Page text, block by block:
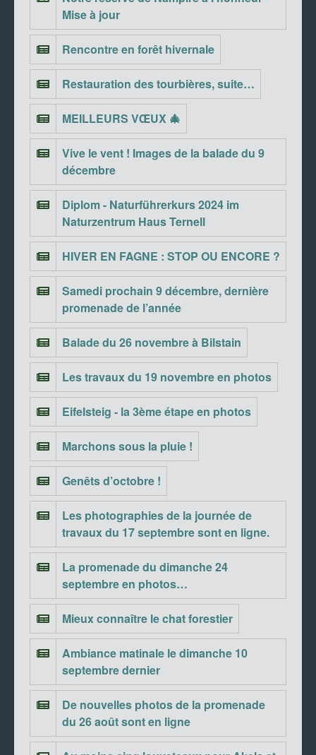
Mise à jour
Rencontre en forêt hivernale
Restauration des tourbières, suite…
MEILLEURS VŒUX 🎄
Vive le vent ! Images de la balade du 9
décembre
Diplom - Naturführerkurs 2024 im
Naturzentrum Haus Ternell
HIVER EN FAGNE : STOP OU ENCORE ?
Samedi prochain 9 décembre, dernière
promenade de l’année
Balade du 26 novembre à Bilstain
Les travaux du 19 novembre en photos
Eifelsteig - la 3ème étape en photos
Marchons sous la pluie !
Genêts d’octobre !
Les photographies de la journée de
travaux du 17 septembre sont en ligne.
La promenade du dimanche 24
septembre en photos…
Mieux connaître le chat forestier
Ambiance matinale le dimanche 10
septembre dernier
De nouvelles photos de la promenade
du 26 août sont en ligne